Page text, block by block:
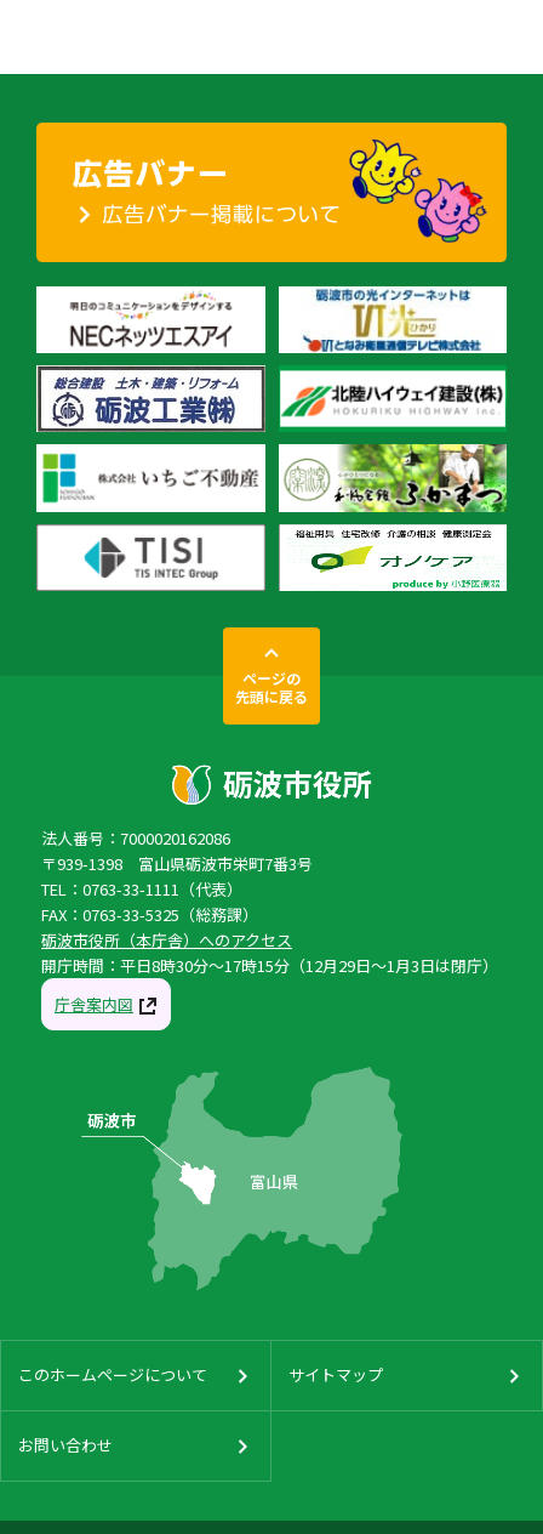
ページの
先頭に戻る
法人番号：7000020162086
〒939-1398 富山県砺波市栄町7番3号
TEL：0763-33-1111（代表）
FAX：0763-33-5325（総務課）
砺波市役所（本庁舎）へのアクセス
開庁時間：平日8時30分〜17時15分（12月29日〜1月3日は閉庁）
庁舎案内図
このホームページについて サイトマップ
お問い合わせ